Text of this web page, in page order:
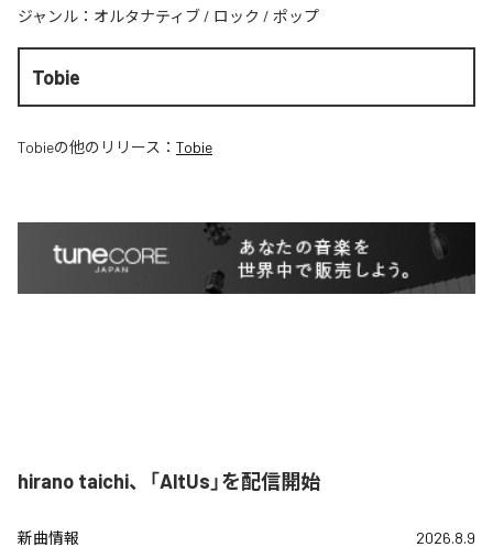
ジャンル： オルタナティブ / ロック / ポップ
Tobie
Tobieの他のリリース： Tobie
hirano taichi、「AltUs」を配信開始
新曲情報 2026.8.9